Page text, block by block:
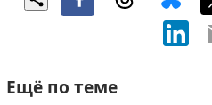
Ещё по теме